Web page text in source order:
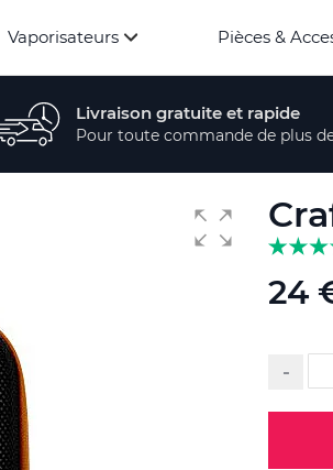
Vaporisateurs Pièces &
Livraison gratuite et rapide
Pour toute commande de plus
24
-